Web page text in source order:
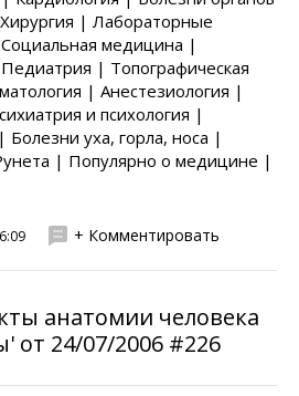
| Лабораторные
медицина |
| Топографическая
| Анестезиология |
и психология |
Болезни уха, горла, носа |
| Популярно о медицине |
+ Комментировать
анатомии человека
от 24/07/2006 #226